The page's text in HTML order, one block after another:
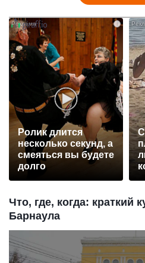
Ролик длится
несколько секунд, а
смеяться вы будете
долго
Что, где, когда: краткий
Барнаула